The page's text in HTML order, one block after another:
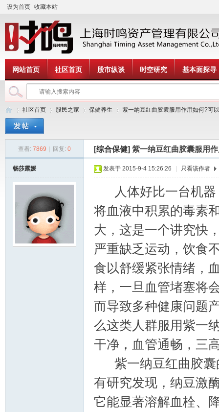
设为首页 收藏本站
网站首页 社区首页 股市纵谈 时空研究 基本面探寻
社区首页 股民之家 保健养生
›
紫一纳豆红曲胶囊服用作用如何?可
查看: 7869 回复: 0 [综合保健] 紫一纳豆红曲胶囊服用
畅莎露媛 发表于 2015-9-4 15:26:26 只看该作者
人体好比一台机器
将血液中积累的毒素
大，这是一个讲究快
严重缺乏运动，饮食
食以舒缓紧张情绪，
样，一旦血管堵塞将
而导致多种健康问题
么这类人群服用紫一
干净，血管通畅，三
紫一纳豆红曲胶囊
有研究发现，纳豆激
它能显著溶解血栓、